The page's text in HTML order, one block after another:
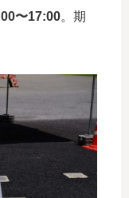
〜17:00。期